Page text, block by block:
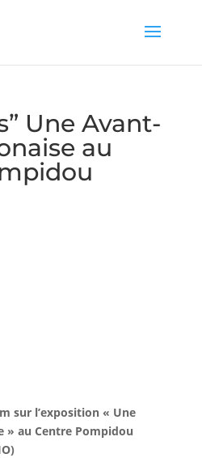
Une Avant-
au
sur l’exposition « Une
» au Centre Pompidou